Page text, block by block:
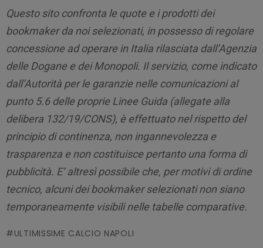
Questo sito confronta le quote e i prodotti dei
bookmaker da noi selezionati, in possesso di regolare
concessione ad operare in Italia rilasciata dall’Agenzia
delle Dogane e dei Monopoli. Il servizio, come indicato
dall’Autorità per le garanzie nelle comunicazioni al
punto 5.6 delle proprie Linee Guida (allegate alla
delibera 132/19/CONS), è effettuato nel rispetto del
principio di continenza, non ingannevolezza e
trasparenza e non costituisce pertanto una forma di
pubblicità. E’ altresì possibile che, per motivi di ordine
tecnico, alcuni dei bookmaker selezionati non siano
temporaneamente visibili nelle tabelle comparative.
ULTIMISSIME CALCIO NAPOLI